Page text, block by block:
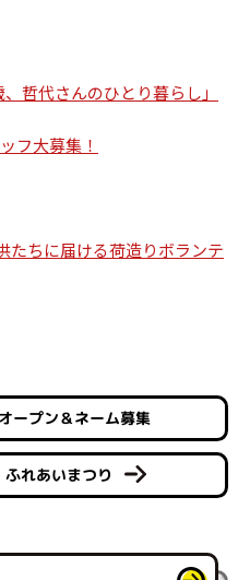
哲代さんのひとり暮らし」
フ大募集！
たちに届ける荷造りボランテ
ープン＆ネーム募集
れあいまつり